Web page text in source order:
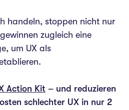
handeln, stoppen nicht nur
zugleich eine
um UX als
Action Kit – und reduzieren
schlechter UX in nur 2